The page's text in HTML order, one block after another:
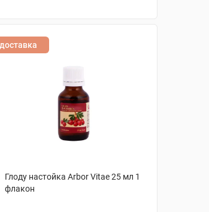
доставка
Глоду настойка Arbor Vitae 25 мл 1
флакон